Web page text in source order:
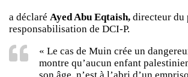
a déclaré Ayed Abu Eqtaish, directeur du
responsabilisation de DCI-P.
« Le cas de Muin crée un
montre qu’aucun enfant